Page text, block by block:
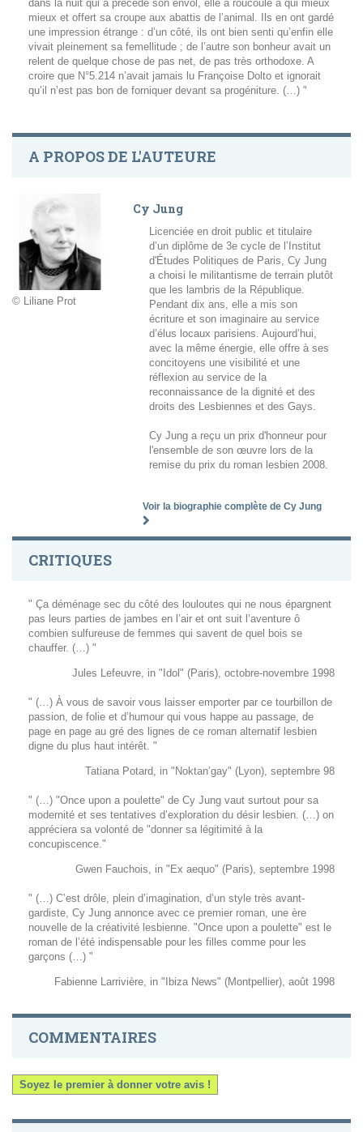
dans la nuit qui a précédé son envol, elle a roucoulé à qui mieux
mieux et offert sa croupe aux abattis de l’animal. Ils en ont gardé
une impression étrange : d’un côté, ils ont bien senti qu’enfin elle
vivait pleinement sa femellitude ; de l’autre son bonheur avait un
relent de quelque chose de pas net, de pas très orthodoxe. A
croire que N°5.214 n’avait jamais lu Françoise Dolto et ignorait
qu’il n’est pas bon de forniquer devant sa progéniture. (…) "
A PROPOS DE L'AUTEURE
© Liliane Prot
Cy Jung
Licenciée en droit public et titulaire
d’un diplôme de 3e cycle de l’Institut
d'Études Politiques de Paris, Cy Jung
a choisi le militantisme de terrain plutôt
que les lambris de la République.
Pendant dix ans, elle a mis son
écriture et son imaginaire au service
d’élus locaux parisiens. Aujourd’hui,
avec la même énergie, elle offre à ses
concitoyens une visibilité et une
réflexion au service de la
reconnaissance de la dignité et des
droits des Lesbiennes et des Gays.
Cy Jung a reçu un prix d'honneur pour
l'ensemble de son œuvre lors de la
remise du prix du roman lesbien 2008.
Voir la biographie complète de Cy Jung
CRITIQUES
" Ça déménage sec du côté des louloutes qui ne nous épargnent
pas leurs parties de jambes en l’air et ont suit l’aventure ô
combien sulfureuse de femmes qui savent de quel bois se
chauffer. (…) "
Jules Lefeuvre, in "Idol" (Paris), octobre-novembre 1998
" (…) À vous de savoir vous laisser emporter par ce tourbillon de
passion, de folie et d’humour qui vous happe au passage, de
page en page au gré des lignes de ce roman alternatif lesbien
digne du plus haut intérêt. "
Tatiana Potard, in "Noktan’gay" (Lyon), septembre 98
" (…) "Once upon a poulette" de Cy Jung vaut surtout pour sa
modernité et ses tentatives d’exploration du désir lesbien. (…) on
appréciera sa volonté de "donner sa légitimité à la
concupiscence."
Gwen Fauchois, in "Ex aequo" (Paris), septembre 1998
" (…) C’est drôle, plein d’imagination, d’un style très avant-
gardiste, Cy Jung annonce avec ce premier roman, une ère
nouvelle de la créativité lesbienne. "Once upon a poulette" est le
roman de l’été indispensable pour les filles comme pour les
garçons (…) "
Fabienne Larrivière, in "Ibiza News" (Montpellier), août 1998
COMMENTAIRES
Soyez le premier à donner votre avis !